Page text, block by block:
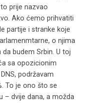
prije nazvao
Ako ćemo prihvatiti
partije i stranke koje
o njima
budem Srbin. U toj
sa opozicionim
podržavam
To je ono što se
– dvije dana, a možda